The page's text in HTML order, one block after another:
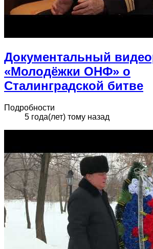
Документальный
«Молодёжки ОНФ» о
Сталинградской битве
Подробности
5 года(лет) тому назад